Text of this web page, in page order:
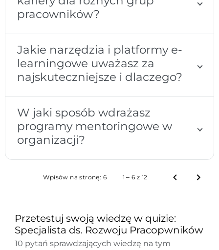
pracowników?
Jakie narzędzia i platformy e-
learningowe uważasz za
najskuteczniejsze i dlaczego?
W jaki sposób wdrażasz
programy mentoringowe w
organizacji?
Wpisów na stronę: 6 1 – 6 z 12
Przetestuj swoją wiedzę w quizie:
Specjalista ds. Rozwoju Pracopwników
10 pytań sprawdzających wiedzę na tym